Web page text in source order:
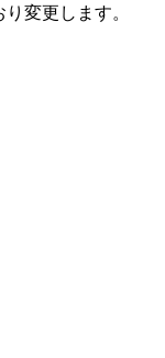
変更します。